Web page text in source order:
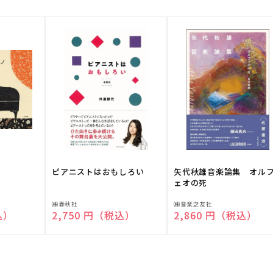
ピアニストはおもしろい
販
売
㈱春秋社
通常価格
2,750 円（税込）
矢代秋雄音楽論集 オル
ェオの死
販
売
㈱音楽之友社
通常価格
2,860 円（税込）